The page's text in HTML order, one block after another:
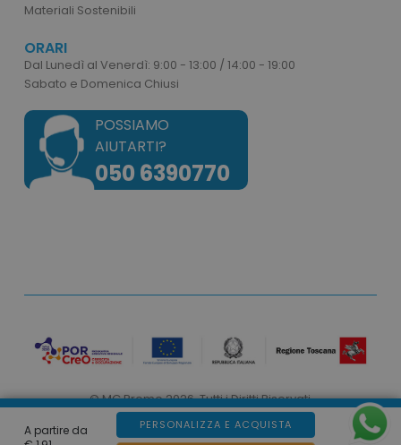
A partire da
PERSONALIZZA E ACQUISTA
Materiali Sostenibili
ORARI
Dal Lunedì al Venerdì: 9:00 - 13:00 / 14:00 - 19:00
Sabato e Domenica Chiusi
POSSIAMO
AIUTARTI?
050 6390770
© MC Promo 2026. Tutti i Diritti Riservati
Web byDibix
mage-cache-storage
product_data_storage Adobe Inc.